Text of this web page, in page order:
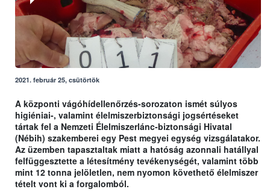
2021. február 25, csütörtök
A központi vágóhídellenőrzés-sorozaton ismét súlyos
higiéniai-, valamint élelmiszerbiztonsági jogsértéseket
tártak fel a Nemzeti Élelmiszerlánc-biztonsági Hivatal
(Nébih) szakemberei egy Pest megyei egység vizsgálatakor.
Az üzemben tapasztaltak miatt a hatóság azonnali hatállyal
felfüggesztette a létesítmény tevékenységét, valamint több
mint 12 tonna jelöletlen, nem nyomon követhető élelmiszer
tételt vont ki a forgalomból.